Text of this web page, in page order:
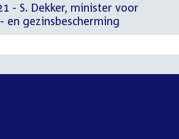
- S. Dekker, minister voor
en gezinsbescherming